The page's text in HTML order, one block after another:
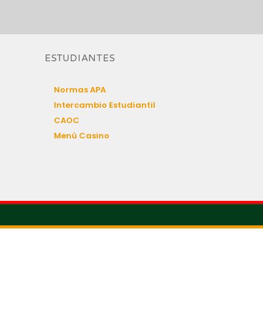
ESTUDIANTES
Normas APA
Intercambio Estudiantil
CAOC
Menú Casino